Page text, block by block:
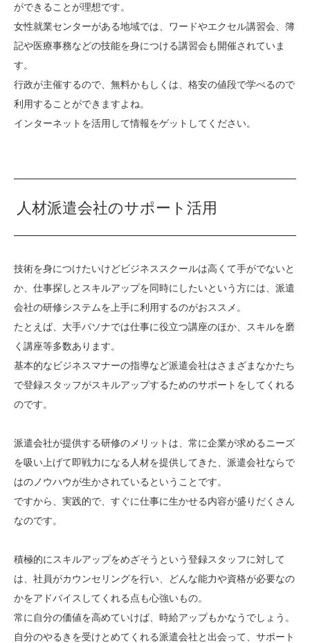
ができることが理想です。
女性就業センターがある地域では、ワードやエクセル講習会、簿
記や医療事務などの技能を身につける講習会も開催されていま
す。
行政が主催するので、無料かもしくは、格安の値段で学べるので
利用することができますよね。
インターネットを活用して情報をゲットしてください。
人材派遣会社のサポート活用
技術を身につけたいけどビジネススクールは高くて手がでないと
か、仕事探しとスキルアップを同時にしたいという方には、派遣
会社の研修システムを上手に利用するのがおススメ。
たとえば、大手パソナでは仕事に役立つ講座のほか、スキルを磨
く講座等多数あります。
基本的なビジネスマナーの指導など派遣会社はさまざまなかたち
で登録スタッフがスキルアップするためのサポートをしてくれる
のです。
派遣会社が提供する研修のメリットは、常に企業が求めるニーズ
を吸い上げて即戦力になる人材を提供してきた、派遣会社ならで
はのノウハウが生かされているということです。
ですから、実践的で、すぐに仕事に生かせる内容が盛りだくさん
なのです。
積極的にスキルアップをめざそうという登録スタッフに対して
は、社員がカウンセリングを行い、どんな能力や資格が必要なの
かをアドバイスしてくれる点も心強いもの。
常に自分の価値を高めていけば、時給アップもかなうでしょう。
自分のやるきを受けとめてくれる派遣会社と出会って、サポート